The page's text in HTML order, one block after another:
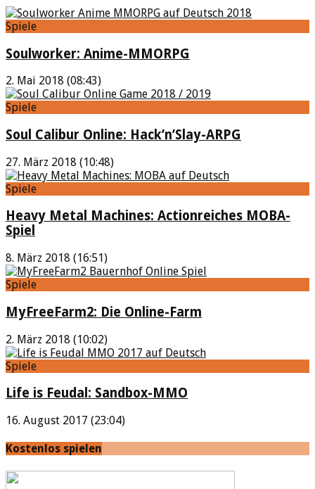
Spiele
Soulworker: Anime-MMORPG
2. Mai 2018 (08:43)
Spiele
Soul Calibur Online: Hack’n’Slay-ARPG
27. März 2018 (10:48)
Spiele
Heavy Metal Machines: Actionreiches MOBA-
Spiel
8. März 2018 (16:51)
Spiele
MyFreeFarm2: Die Online-Farm
2. März 2018 (10:02)
Spiele
Life is Feudal: Sandbox-MMO
16. August 2017 (23:04)
Kostenlos spielen